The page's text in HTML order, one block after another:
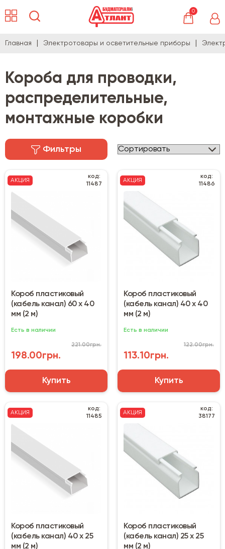
0
Главная Электротовары и осветительные приборы
Короба для проводки,
распределительные,
монтажные коробки
Фильтры
АКЦИЯ
код:
11487
Короб пластиковый
(кабель канал) 60 х 40
мм (2 м)
Есть в наличии
198.00грн.
221.00грн.
Купить
АКЦИЯ
код:
11486
Короб пластиковый
(кабель канал) 40 х 40
мм (2 м)
Есть в наличии
113.10грн.
122.00грн.
Купить
АКЦИЯ
код:
11485
Короб пластиковый
(кабель канал) 40 х 25
мм (2 м)
АКЦИЯ
код:
38177
Короб пластиковый
(кабель канал) 25 х 25
мм (2 м)